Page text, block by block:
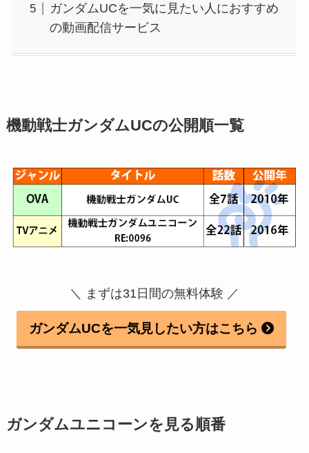
ガンダムUCを一気に見たい人におすすめ
の動画配信サービス
機動戦士ガンダムUCの公開順一覧
＼ まずは31日間の無料体験 ／
ガンダムUCを一気見したい方はこちら
ガンダムユニコーンを見る順番